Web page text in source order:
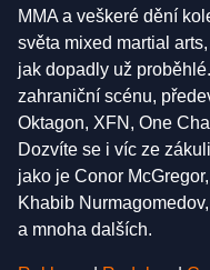
MMA a veškeré dění
světa mixed martial
jak dopadly už
zahraniční scénu,
Oktagon, XFN, One
Dozvíte se i víc ze
jako je Conor
Khabib
a mnoha dalších.